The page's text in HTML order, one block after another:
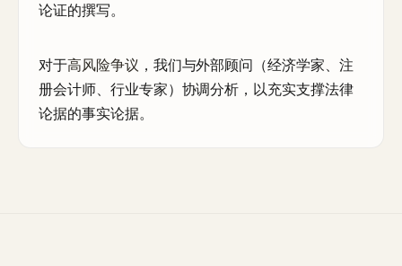
论证的撰写。
对于高风险争议 ，我们与外部顾问（经济学家、注
册会计师、行业专家）协调分析，以充实支撑法律
论据的事实论据。